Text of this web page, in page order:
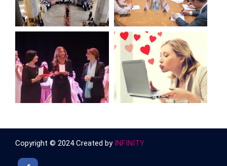
Copyright © 2024 Created by INFINITY